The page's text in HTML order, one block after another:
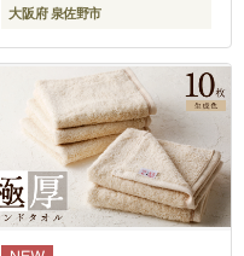
大阪府 泉佐野市